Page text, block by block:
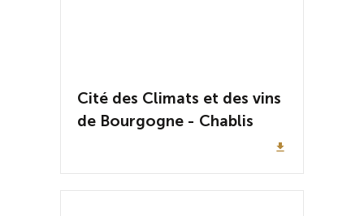
Cité des Climats et des vins
de Bourgogne - Chablis
file_download